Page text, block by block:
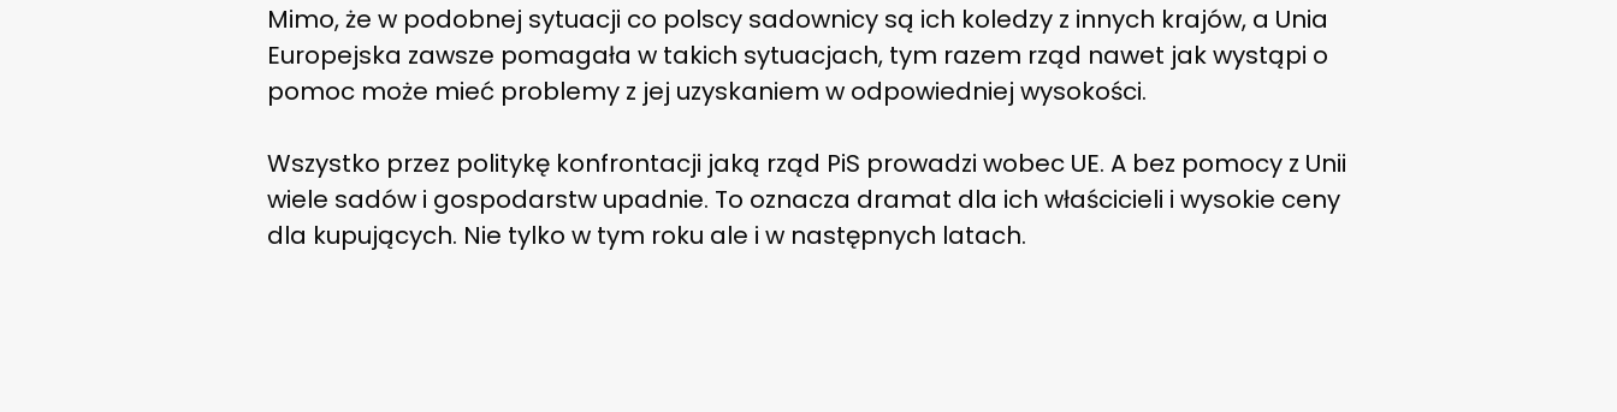
Mimo, że w podobnej sytuacji co polscy sadownicy są ich koledzy z innych krajów, a Unia
Europejska zawsze pomagała w takich sytuacjach, tym razem rząd nawet jak wystąpi o
pomoc może mieć problemy z jej uzyskaniem w odpowiedniej wysokości.
Wszystko przez politykę konfrontacji jaką rząd PiS prowadzi wobec UE. A bez pomocy z Unii
wiele sadów i gospodarstw upadnie. To oznacza dramat dla ich właścicieli i wysokie ceny
dla kupujących. Nie tylko w tym roku ale i w następnych latach.